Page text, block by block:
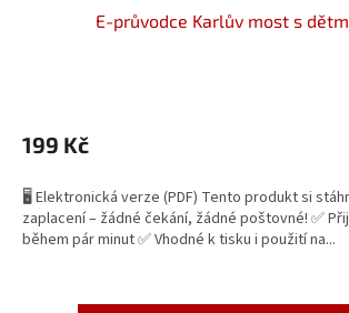
E-průvodce Karlův most s
199 Kč
🖥️ Elektronická verze (PDF) Tento produkt si
zaplacení – žádné čekání, žádné poštovné! ✅
během pár minut ✅ Vhodné k tisku i použití na...